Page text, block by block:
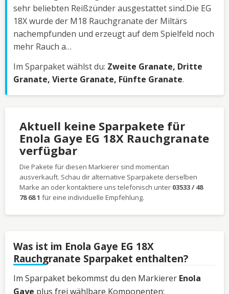
sehr beliebten Reißzünder ausgestattet sind.Die EG
18X wurde der M18 Rauchgranate der Miltärs
nachempfunden und erzeugt auf dem Spielfeld noch
mehr Rauch a…
Im Sparpaket wählst du: Zweite Granate, Dritte
Granate, Vierte Granate, Fünfte Granate.
Aktuell keine Sparpakete für
Enola Gaye EG 18X Rauchgranate
verfügbar
Die Pakete für diesen Markierer sind momentan
ausverkauft. Schau dir alternative Sparpakete derselben
Marke an oder kontaktiere uns telefonisch unter 03533 / 48
78 68 1 für eine individuelle Empfehlung.
Was ist im Enola Gaye EG 18X
Rauchgranate Sparpaket enthalten?
Im Sparpaket bekommst du den Markierer Enola
Gaye plus frei wählbare Komponenten: